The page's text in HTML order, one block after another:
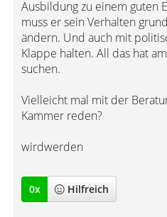
Ausbildung zu einem guten
muss er sein Verhalten
ändern. Und auch mit
Klappe halten. All das hat
suchen.
Vielleicht mal mit der
Kammer reden?
wirdwerden
0x Hilfreich